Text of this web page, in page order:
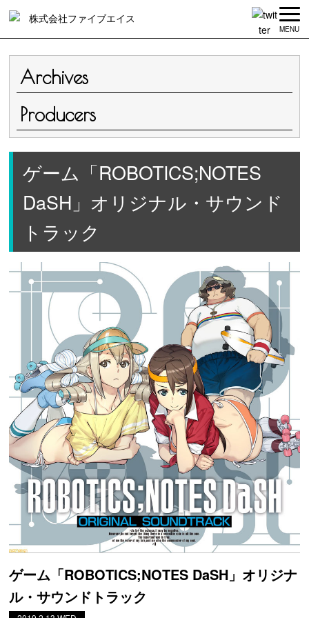
MENU
Archives
Producers
ゲーム「ROBOTICS;NOTES
DaSH」オリジナル・サウンド
トラック
ゲーム「ROBOTICS;NOTES DaSH」オリジナ
ル・サウンドトラック